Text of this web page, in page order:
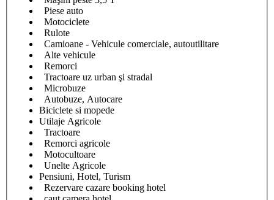
Piese auto
Motociclete
Rulote
Camioane - Vehicule comerciale, autoutilitare
Alte vehicule
Remorci
Tractoare uz urban şi stradal
Microbuze
Autobuze, Autocare
Biciclete si mopede
Utilaje Agricole
Tractoare
Remorci agricole
Motocultoare
Unelte Agricole
Pensiuni, Hotel, Turism
Rezervare cazare booking hotel